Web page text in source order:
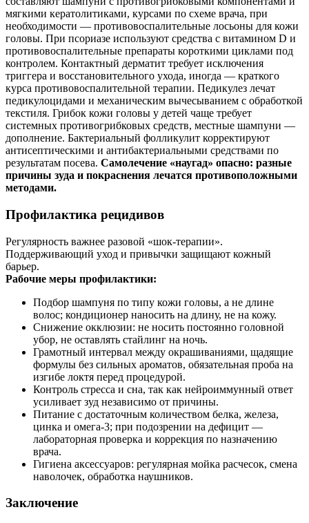
мягкими кератолитиками, курсами по схеме врача, при
необходимости — противовоспалительные лосьоны для кожи
головы. При псориазе используют средства с витамином D и
противовоспалительные препараты короткими циклами под
контролем. Контактный дерматит требует исключения
триггера и восстановительного ухода, иногда — краткого
курса противовоспалительной терапии. Педикулез лечат
педикулоцидами и механическим вычесыванием с обработкой
текстиля. Грибок кожи головы у детей чаще требует
системных противогрибковых средств, местные шампуни —
дополнение. Бактериальный фолликулит корректируют
антисептическими и антибактериальными средствами по
результатам посева. Самолечение «наугад» опасно: разные
причины зуда и покраснения лечатся противоположными
методами.
Профилактика рецидивов
Регулярность важнее разовой «шок‑терапии».
Поддерживающий уход и привычки защищают кожный
барьер.
Рабочие меры профилактики:
Подбор шампуня по типу кожи головы, а не длине
волос; кондиционер наносить на длину, не на кожу.
Снижение окклюзии: не носить постоянно головной
убор, не оставлять стайлинг на ночь.
Грамотный интервал между окрашиваниями, щадящие
формулы без сильных ароматов, обязательная проба на
изгибе локтя перед процедурой.
Контроль стресса и сна, так как нейроиммунный ответ
усиливает зуд независимо от причины.
Питание с достаточным количеством белка, железа,
цинка и омега‑3; при подозрении на дефицит —
лабораторная проверка и коррекция по назначению
врача.
Гигиена аксессуаров: регулярная мойка расчесок, смена
наволочек, обработка наушников.
Заключение